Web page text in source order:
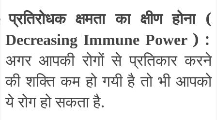
प्रतिरोधक क्षमता का क्षीण होना (
Decreasing Immune Power ) :
अगर आपकी रोगों से प्रतिकार करने
की शक्ति कम हो गयी है तो भी आपको
ये रोग हो सकता है.